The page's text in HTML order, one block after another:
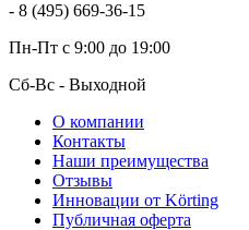
- 8 (495) 669-36-15
Пн-Пт с 9:00 до 19:00
Сб-Вс - Выходной
О компании
Контакты
Наши преимущества
Отзывы
Инновации от Körting
Публичная оферта